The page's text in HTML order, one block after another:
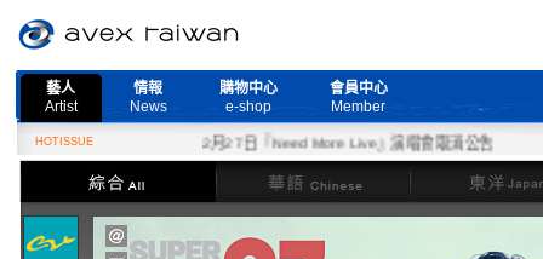
藝人
Artist
情報
News
購物中心
e-shop
會員中心
Member
HOTISSUE
2月27日『Need More Live』演唱會取消公告
綜合
華語 東洋